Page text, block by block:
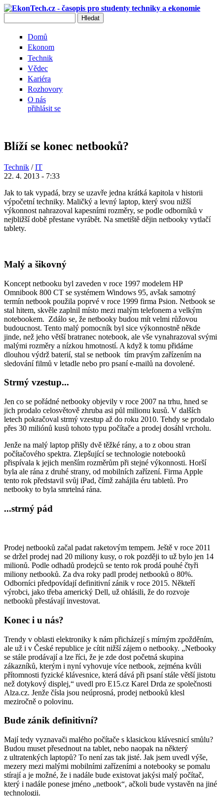
Přejít k hlavnímu obsahu
Domů
Ekonom
Technik
Vědec
Kariéra
Rozhovory
O nás
přihlásit se
Blíží se konec netbooků?
Technik /IT
22. 4. 2013 - 7:33
Jak to tak vypadá, brzy se uzavře jedna krátká kapitola v historii
výpočetní techniky. Maličký a levný laptop, který svou nižší
výkonnost nahrazoval kapesními rozměry, se podle odborníků v
nejbližší době přestane vyrábět. Na smetiště dějin netbooky vytlačí
tablety.
Malý a šikovný
Koncept netbooku byl zaveden v roce 1997 modelem HP
Omnibook 800 CT se systémem Windows 95, avšak samotný
termín netbook použila poprvé v roce 1999 firma Psion. Netbook se
stal hitem, skvěle zaplnil místo mezi malým telefonem a velkým
notebookem. Zdálo se, že netbooky budou mít velmi růžovou
budoucnost. Tento malý pomocník byl sice výkonnostně někde
jinde, než jeho větší bratranec notebook, ale vše vynahrazoval svými
malými rozměry a nízkou hmotností. A když k tomu přidáme
dlouhou výdrž baterií, stal se netbook tím pravým zařízením na
sledování filmů v letadle nebo pro psaní e-mailů na dovolené.
Strmý vzestup...
Jen co se pořádné netbooky objevily v roce 2007 na trhu, hned se
jich prodalo celosvětově zhruba asi půl milionu kusů. V dalších
letech pokračoval strmý vzestup až do roku 2010. Tehdy se prodalo
přes 30 miliónů kusů tohoto typu počítače a prodej dosáhl vrcholu.
Jenže na malý laptop přišly dvě těžké rány, a to z obou stran
počítačového spektra. Zlepšující se technologie notebooků
přispívala k jejich menším rozměrům při stejné výkonnosti. Horší
byla ale rána z druhé strany, od mobilních zařízení. Firma Apple
tento rok představil svůj iPad, čímž zahájila éru tabletů. Pro
netbooky to byla smrtelná rána.
...strmý pád
Prodej netbooků začal padat raketovým tempem. Ještě v roce 2011
se držel prodej nad 20 miliony kusy, o rok později to už bylo jen 14
milionů. Podle odhadů prodejců se tento rok prodá pouhé čtyři
miliony netbooků. Za dva roky padl prodej netbooků o 80%.
Odborníci předpovídají definitivní zánik v roce 2015. Někteří
výrobci, jako třeba americký Dell, už ohlásili, že do rozvoje
netbooků přestávají investovat.
Konec i u nás?
Trendy v oblasti elektroniky k nám přicházejí s mírným zpožděním,
ale už i v České republice je cítit nižší zájem o netbooky. „Netbooky
se stále prodávají a lze říci, že je zde dost početná skupina
zákazníků, kterým i nyní vyhovuje více netbook, zejména kvůli
přítomnosti fyzické klávesnice, která dává při psaní stále větší jistotu
než dotykový displej,“ uvedl pro E15.cz Karel Drda ze společnosti
Alza.cz. Jenže čísla jsou neúprosná, prodej netbooků klesl
meziročně o polovinu.
Bude zánik definitivní?
Mají tedy vyznavači malého počítače s klasickou klávesnicí smůlu?
Budou muset přesednout na tablet, nebo naopak na některý
z ultratenkých laptopů? To není zas tak jisté. Jak jsem uvedl výše,
mezery mezi malými mobilními zařízeními a notebooky se pomalu
stírají a je možné, že i nadále bude existovat jakýsi malý počítač,
který i nadále ponese jméno „netbook“, ačkoli bude vystavěn na jiné
technologii.